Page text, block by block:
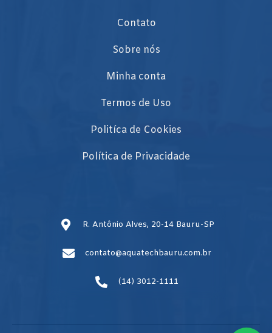
Contato
Sobre nós
Minha conta
Termos de Uso
Politíca de Cookies
Política de Privacidade
R. Antônio Alves, 20-14 Bauru-SP
contato@aquatechbauru.com.br
(14) 3012-1111